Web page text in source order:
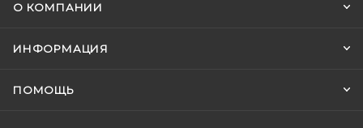
О КОМПАНИИ
ИНФОРМАЦИЯ
ПОМОЩЬ